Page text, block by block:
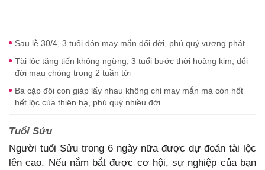
Sau lễ 30/4, 3 tuổi đón may mắn đổi đời, phú quý vượng phát
Tài lộc tăng tiến không ngừng, 3 tuổi bước thời hoàng kim, đổi
đời mau chóng trong 2 tuần tới
Ba cặp đôi con giáp lấy nhau không chỉ may mắn mà còn hốt
hết lộc của thiên hạ, phú quý nhiều đời
Tuổi Sửu
Người tuổi Sửu trong 6 ngày nữa được dự đoán tài lộc
lên cao. Nếu nắm bắt được cơ hội, sự nghiệp của bạn